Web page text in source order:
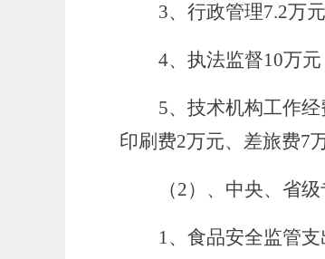
3、行政管理7.2万
4、执法监督10万
5、技术机构工作
印刷费2万元、差旅费7万
（2）、中央、省级
1、食品安全监管